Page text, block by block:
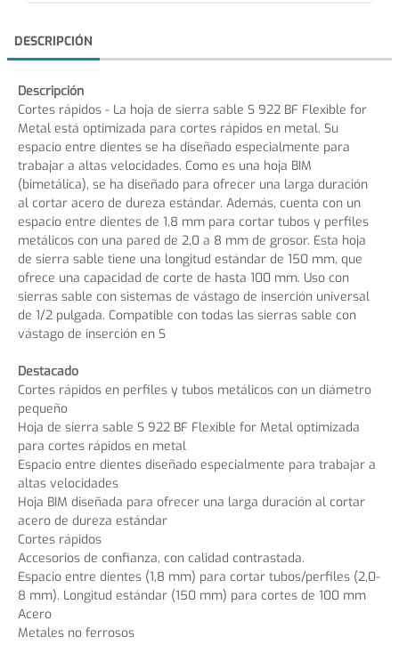
DESCRIPCIÓN
Descripción
Cortes rápidos - La hoja de sierra sable S 922 BF Flexible for
Metal está optimizada para cortes rápidos en metal. Su
espacio entre dientes se ha diseñado especialmente para
trabajar a altas velocidades. Como es una hoja BIM
(bimetálica), se ha diseñado para ofrecer una larga duración
al cortar acero de dureza estándar. Además, cuenta con un
espacio entre dientes de 1,8 mm para cortar tubos y perfiles
metálicos con una pared de 2,0 a 8 mm de grosor. Esta hoja
de sierra sable tiene una longitud estándar de 150 mm, que
ofrece una capacidad de corte de hasta 100 mm. Uso con
sierras sable con sistemas de vástago de inserción universal
de 1/2 pulgada. Compatible con todas las sierras sable con
vástago de inserción en S
Destacado
Cortes rápidos en perfiles y tubos metálicos con un diámetro
pequeño
Hoja de sierra sable S 922 BF Flexible for Metal optimizada
para cortes rápidos en metal
Espacio entre dientes diseñado especialmente para trabajar a
altas velocidades
Hoja BIM diseñada para ofrecer una larga duración al cortar
acero de dureza estándar
Cortes rápidos
Accesorios de confianza, con calidad contrastada.
Espacio entre dientes (1,8 mm) para cortar tubos/perfiles (2,0-
8 mm). Longitud estándar (150 mm) para cortes de 100 mm
Acero
Metales no ferrosos